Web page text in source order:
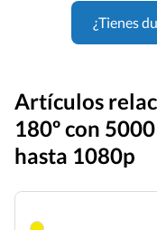
¿Tienes
Artículos
180º con
hasta 1080p